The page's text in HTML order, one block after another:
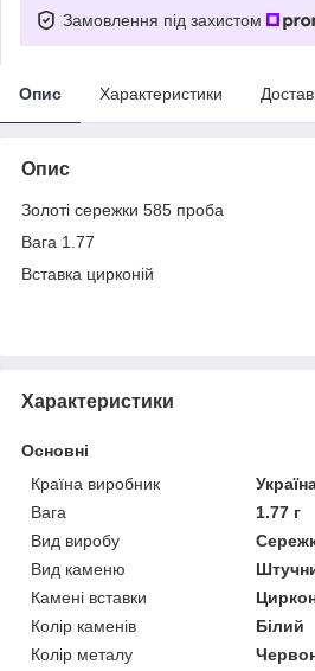
Замовлення під захистом
Опис Характеристики
Опис
Золоті сережки 585 проба
Вага 1.77
Вставка цирконій
Характеристики
Основні
Країна виробник
Вага
1.77 г
Вид виробу
Вид каменю
Камені вставки
Колір каменів
Білий
Колір металу